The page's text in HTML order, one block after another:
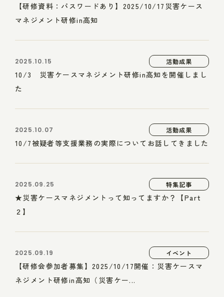
【研修資料：パスワードあり】2025/10/17災害ケース
マネジメント研修in高知
2025.10.15 活動成果
10/3 災害ケースマネジメント研修in高知を開催しまし
た
2025.10.07 活動成果
10/7被疑者等支援業務の実際についてお話してきました
2025.09.25 特集記事
★災害ケースマネジメントって知ってますか？【Part
２】
2025.09.19 イベント
【研修会参加者募集】2025/10/17開催：災害ケースマ
ネジメント研修in高知（災害ケー...